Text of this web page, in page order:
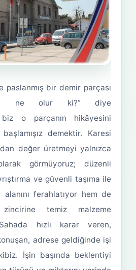
paslanmış bir demir parçası
ne olur ki?” diye
biz o parçanın hikâyesini
demektir. Karesi
değer üretmeyi yalnızca
görmüyoruz; düzenli
ve güvenli taşıma ile
ferahlatıyor hem de
temiz malzeme
Sahada hızlı karar veren,
adrese geldiğinde işi
İşin başında beklentiyi